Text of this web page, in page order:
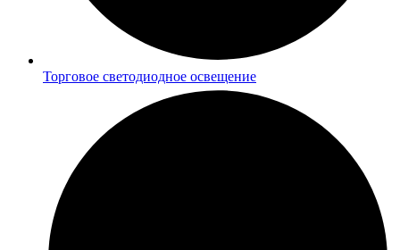
Торговое светодиодное освещение